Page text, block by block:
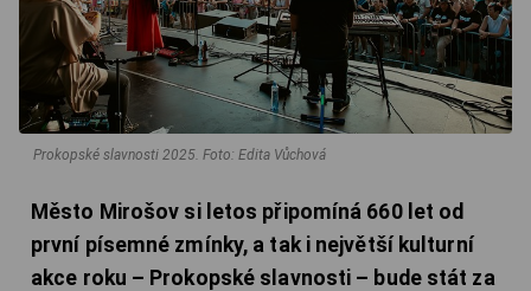
Prokopské slavnosti 2025. Foto: Edita Vůchová
Město Mirošov si letos připomíná 660 let od
první písemné zmínky, a tak i největší kulturní
akce roku – Prokopské slavnosti – bude stát za